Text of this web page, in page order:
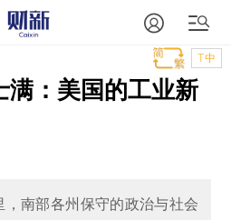
T中
满：美国的工业新
南部各州保守的政治与社会